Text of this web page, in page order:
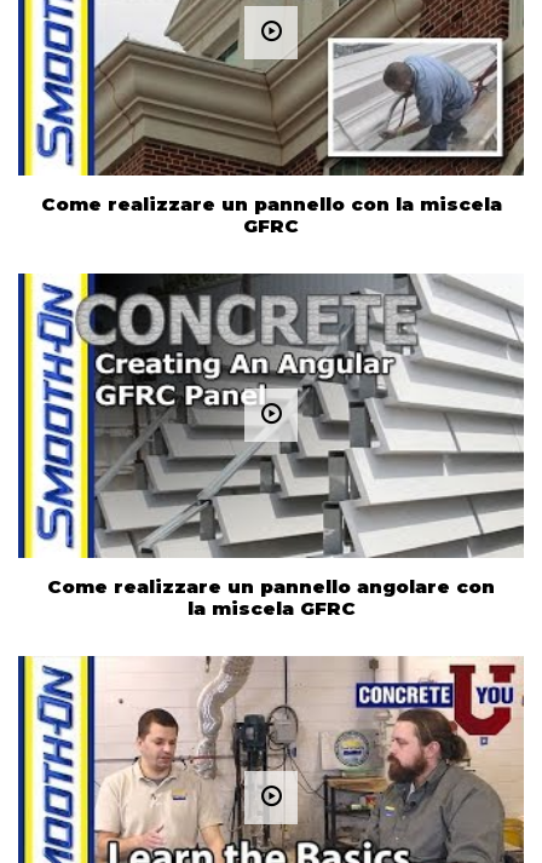
Come realizzare un pannello con la miscela
GFRC
Come realizzare un pannello angolare con
la miscela GFRC